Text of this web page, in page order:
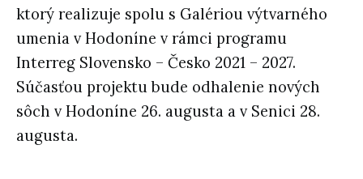
ktorý realizuje spolu s Galériou výtvarného
umenia v Hodoníne v rámci programu
Interreg Slovensko – Česko 2021 – 2027.
Súčasťou projektu bude odhalenie nových
sôch v Hodoníne 26. augusta a v Senici 28.
augusta.